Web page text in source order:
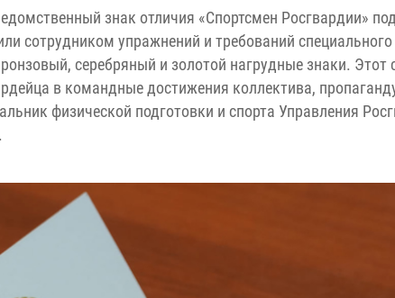
знак отличия «Спортсмен Росгвардии»
сотрудником упражнений и требований специального
серебряный и золотой нагрудные знаки. Этот
в командные достижения коллектива,
физической подготовки и спорта Управления